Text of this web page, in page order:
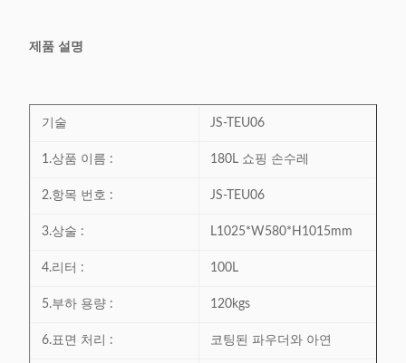
제품 설명
기술 JS-TEU06
1.상품 이름 : 180L 쇼핑 손수레
2.항목 번호 : JS-TEU06
3.상술 : L1025*W580*H1015mm
4.리터 : 100L
5.부하 용량 : 120kgs
6.표면 처리 : 코팅된 파우더와 아연